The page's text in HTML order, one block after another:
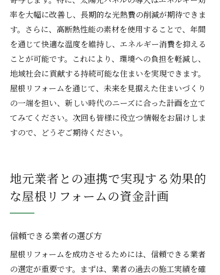
率を大幅に改善し、長期的な光熱費の削減が期待できま
す。さらに、高断熱性能の素材を使用することで、年間
を通じて快適な温度を維持し、エネルギー消費を抑える
ことが可能です。これにより、環境への負担を軽減し、
地域社会に貢献する持続可能な住まいを実現できます。
屋根リフォームを通じて、未来を見据えた住まいづくり
の一端を担い、新しい時代のニーズに合った計画を立て
てみてください。次回も皆様に役立つ情報をお届けしま
すので、どうぞご期待ください。
地元業者との連携で実現する効果的
な屋根リフォームの資金計画
信頼できる業者の選び方
屋根リフォームを成功させるためには、信頼できる業者
の選定が重要です。まずは、業者の過去の施工実績を確